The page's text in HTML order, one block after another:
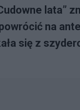
lata”
na
się z